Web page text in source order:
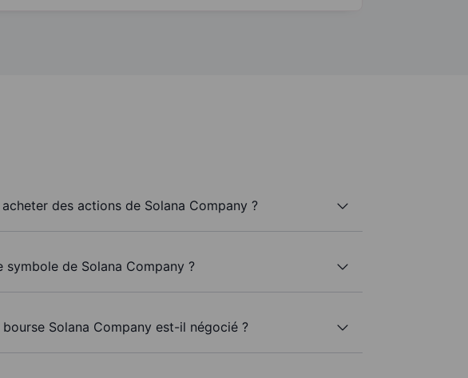
des actions de Solana Company ?
symbole de Solana Company ?
bourse Solana Company est-il négocié ?